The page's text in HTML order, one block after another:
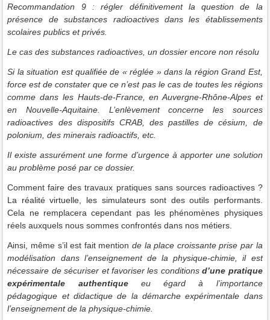
Recommandation 9: régler définitivement la question de la
présence de substances radioactives dans les établissements
scolaires publics et privés.
Le cas des substances radioactives, un dossier encore non résolu
Si la situation est qualifiée de « réglée » dans la région Grand Est,
force est de constater que ce n’est pas le cas de toutes les régions
comme dans les Hauts-de-France, en Auvergne-Rhône-Alpes et
en Nouvelle-Aquitaine. L’enlèvement concerne les sources
radioactives des dispositifs CRAB, des pastilles de césium, de
polonium, des minerais radioactifs, etc.
Il existe assurément une forme d’urgence à apporter une solution
au problème posé par ce dossier.
Comment faire des travaux pratiques sans sources radioactives ?
La réalité virtuelle, les simulateurs sont des outils performants.
Cela ne remplacera cependant pas les phénomènes physiques
réels auxquels nous sommes confrontés dans nos métiers.
Ainsi, même s’il est fait mention de la place croissante prise par la
modélisation dans l’enseignement de la physique-chimie, il est
nécessaire de sécuriser et favoriser les conditionsd’une pratique
expérimentale authentiqueeu égard à l’importance
pédagogique et didactique de la démarche expérimentale dans
l’enseignement de la physique-chimie.